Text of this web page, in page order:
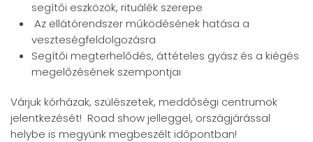
segítői eszközök, rituálék szerepe
Az ellátórendszer működésének hatása a
veszteségfeldolgozásra
Segítői megterhelődés, áttételes gyász és a kiégés
megelőzésének szempontjai
Várjuk kórházak, szülészetek, meddőségi centrumok
jelentkezését! Road show jelleggel, országjárással
helybe is megyünk megbeszélt időpontban!